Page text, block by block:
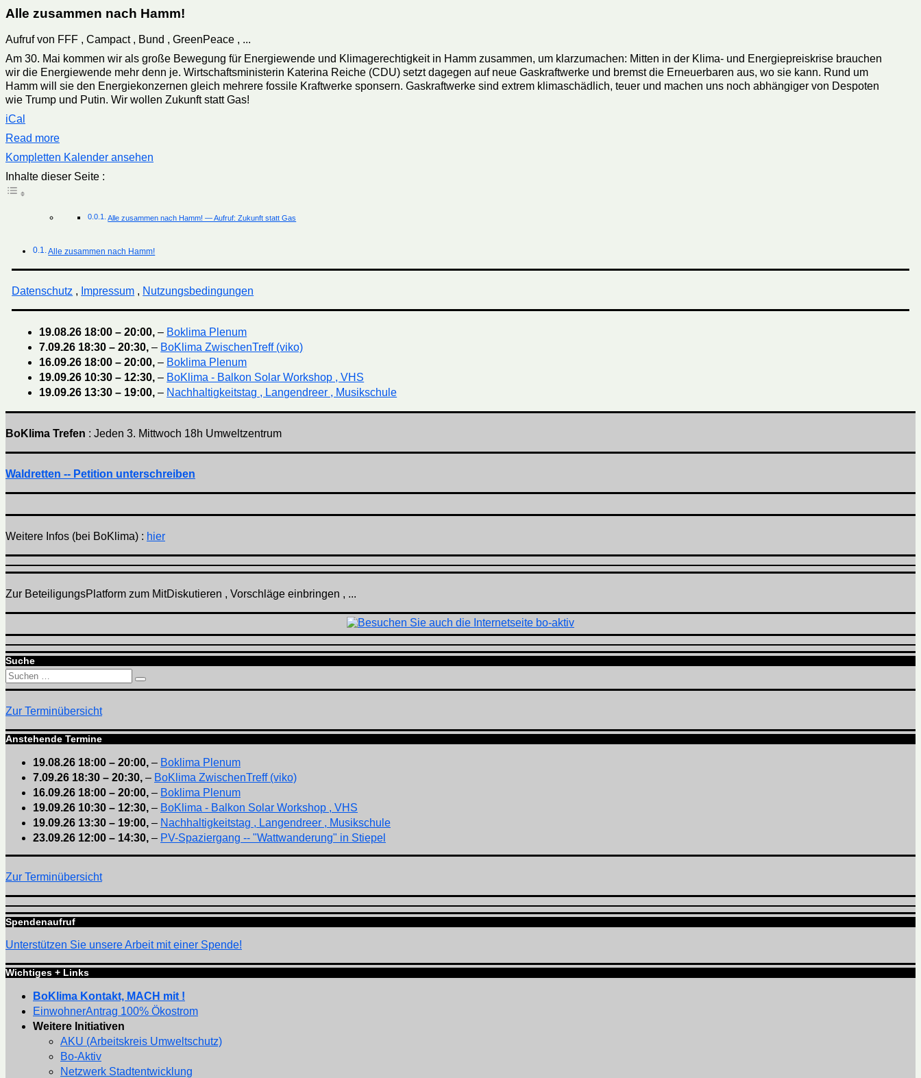
Alle zusammen nach Hamm!
Aufruf von FFF , Campact , Bund , GreenPeace , ...
Am 30. Mai kommen wir als große Bewegung für Energiewende und Klimagerechtigkeit in Hamm zusammen, um klarzumachen: Mitten in der Klima- und Energiepreiskrise brauchen
wir die Energiewende mehr denn je. Wirtschaftsministerin Katerina Reiche (CDU) setzt dagegen auf neue Gaskraftwerke und bremst die Erneuerbaren aus, wo sie kann. Rund um
Hamm will sie den Energiekonzernen gleich mehrere fossile Kraftwerke sponsern. Gaskraftwerke sind extrem klimaschädlich, teuer und machen uns noch abhängiger von Despoten
wie Trump und Putin. Wir wollen Zukunft statt Gas!
iCal
Read more
Kompletten Kalender ansehen
Inhalte dieser Seite :
Alle zusammen nach Hamm! — Aufruf: Zukunft statt Gas
Alle zusammen nach Hamm!
Datenschutz , Impressum , Nutzungsbedingungen
19.08.26 18:00 – 20:00,– Boklima Plenum
7.09.26 18:30 – 20:30,– BoKlima ZwischenTreff (viko)
16.09.26 18:00 – 20:00,– Boklima Plenum
19.09.26 10:30 – 12:30,– BoKlima - Balkon Solar Workshop , VHS
19.09.26 13:30 – 19:00,– Nachhaltigkeitstag , Langendreer , Musikschule
BoKlima Trefen : Jeden 3. Mittwoch 18h Umweltzentrum
Waldretten -- Petition unterschreiben
Weitere Infos (bei BoKlima) : hier
Zur BeteiligungsPlatform zum MitDiskutieren , Vorschläge einbringen , ...
Suche
Suchen
nach:
Suchen
Zur Terminübersicht
Anstehende Termine
19.08.26 18:00 – 20:00, – Boklima Plenum
7.09.26 18:30 – 20:30, – BoKlima ZwischenTreff (viko)
16.09.26 18:00 – 20:00, – Boklima Plenum
19.09.26 10:30 – 12:30, – BoKlima - Balkon Solar Workshop , VHS
19.09.26 13:30 – 19:00, – Nachhaltigkeitstag , Langendreer , Musikschule
23.09.26 12:00 – 14:30, – PV-Spaziergang -- "Wattwanderung" in Stiepel
Zur Terminübersicht
Spendenaufruf
Unterstützen Sie unsere Arbeit mit einer Spende!
Wichtiges + Links
BoKlima Kontakt, MACH mit !
EinwohnerAntrag 100% Ökostrom
Weitere Initiativen
AKU (Arbeitskreis Umweltschutz)
Bo-Aktiv
Netzwerk Stadtentwicklung